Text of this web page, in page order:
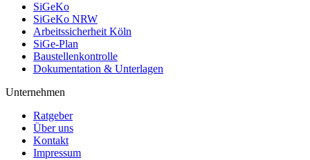
SiGeKo
SiGeKo NRW
Arbeitssicherheit Köln
SiGe-Plan
Baustellenkontrolle
Dokumentation & Unterlagen
Unternehmen
Ratgeber
Über uns
Kontakt
Impressum